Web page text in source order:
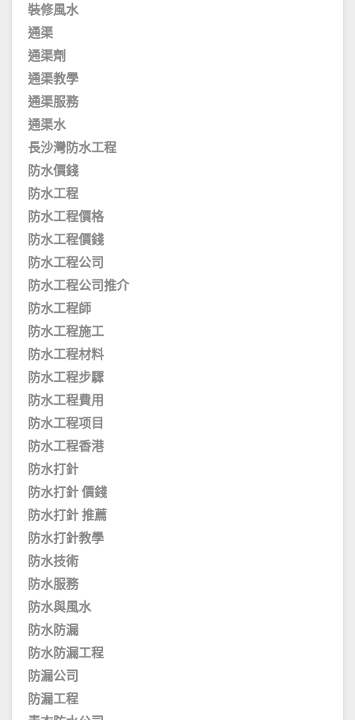
裝修風水
通渠
通渠劑
通渠教學
通渠服務
通渠水
長沙灣防水工程
防水價錢
防水工程
防水工程價格
防水工程價錢
防水工程公司
防水工程公司推介
防水工程師
防水工程施工
防水工程材料
防水工程步驟
防水工程費用
防水工程项目
防水工程香港
防水打針
防水打針 價錢
防水打針 推薦
防水打針教學
防水技術
防水服務
防水與風水
防水防漏
防水防漏工程
防漏公司
防漏工程